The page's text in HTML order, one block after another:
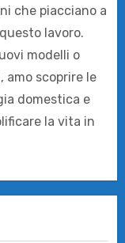
che piacciano a
lavoro.
modelli o
scoprire le
domestica e
la vita in